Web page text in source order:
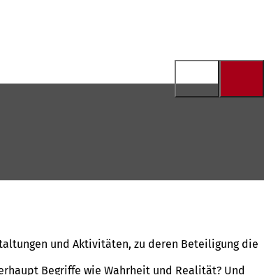
und Aktivitäten, zu deren Beteiligung die
Begriffe wie Wahrheit und Realität? Und